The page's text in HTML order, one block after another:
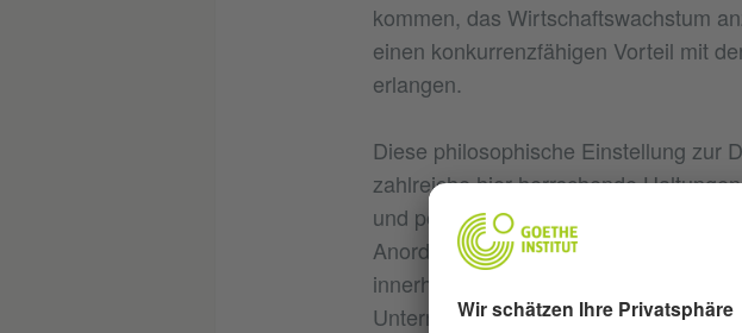
kommen, das Wirtschaftswachstum
einen konkurrenzfähigen Vorteil mit
erlangen.
Diese philosophische Einstellung zur
zahlreiche hier herrschende
und personenbezogene Daten. So
Anordnung erteilt, dass ausländische
innerhalb ihres innerstaatlichen
Unternehmen wie Mastercard, Visa